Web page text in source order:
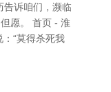
告诉咱们，濒临
愿。 首页 - 淮
“莫得杀死我